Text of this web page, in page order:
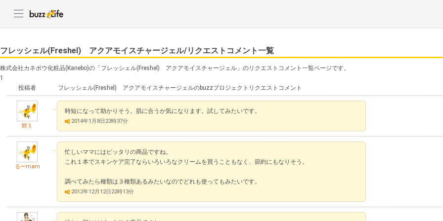
フレッシェル(Freshel) アクアモイスチャージェル/リクエストコメント一覧
株式会社カネボウ化粧品(Kanebo)の「フレッシェル(Freshel) アクアモイスチャージェル」のリクエストコメント一覧ページです。
1
投稿者
フレッシェル(Freshel) アクアモイスチャージェルのbuzzプロジェクトリクエストコメント
鯉１
時短になって助かりそう。肌に合うか気になります。試してみたいです。
2014年1月8日23時37分
るーmam
忙しいママにはピッタリの商品ですね。
これ１本でスキンケア完了ならいろいろなクリームを買うこともなく、節約にもなりそう。
調べてみたら種類は３種類あるみたいなのでどれも使ってもみたいです。
2012年12月12日22時13分